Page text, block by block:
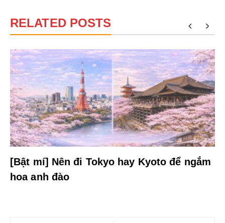
RELATED POSTS
[Bật mí] Nên đi Tokyo hay Kyoto để ngắm
hoa anh đào